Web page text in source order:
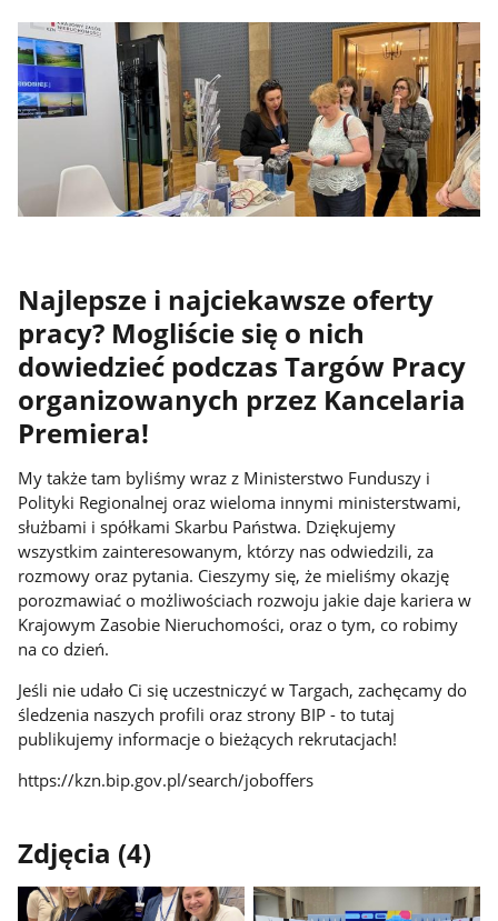
Najlepsze i najciekawsze oferty
pracy? Mogliście się o nich
dowiedzieć podczas Targów Pracy
organizowanych przez Kancelaria
Premiera!
My także tam byliśmy wraz z Ministerstwo Funduszy i
Polityki Regionalnej oraz wieloma innymi ministerstwami,
służbami i spółkami Skarbu Państwa. Dziękujemy
wszystkim zainteresowanym, którzy nas odwiedzili, za
rozmowy oraz pytania. Cieszymy się, że mieliśmy okazję
porozmawiać o możliwościach rozwoju jakie daje kariera w
Krajowym Zasobie Nieruchomości, oraz o tym, co robimy
na co dzień.
Jeśli nie udało Ci się uczestniczyć w Targach, zachęcamy do
śledzenia naszych profili oraz strony BIP - to tutaj
publikujemy informacje o bieżących rekrutacjach!
https://kzn.bip.gov.pl/search/joboffers
Zdjęcia (4)